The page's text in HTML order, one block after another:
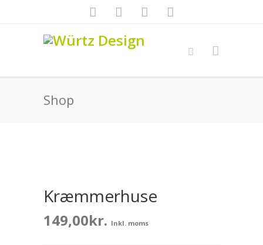
Shop
Kræmmerhuse
149,00kr. Inkl. moms